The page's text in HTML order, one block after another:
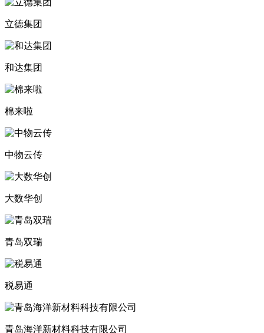
立德集团
和达集团
棉来啦
中物云传
大数华创
青岛双瑞
税易通
青岛海洋新材料科技有限公司